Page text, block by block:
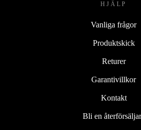
HJÄLP
Vanliga frågor
Produktskick
Returer
Garantivillkor
Kontakt
Bli en